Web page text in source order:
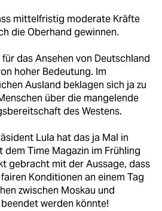
mittelfristig moderate Kräfte
die Oberhand gewinnen.
das Ansehen von Deutschland
hoher Bedeutung. Im
Ausland beklagen sich ja zu
über die mangelende
des Westens.
Lula hat das ja Mal in
dem Time Magazin im Frühling
gebracht mit der Aussage, dass
Konditionen an einem Tag
zwischen Moskau und
werden könnte!